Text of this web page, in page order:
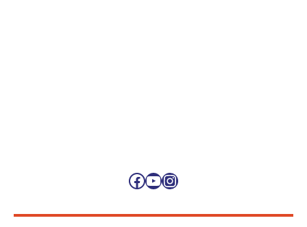
Facebook
YouTube
Instagram